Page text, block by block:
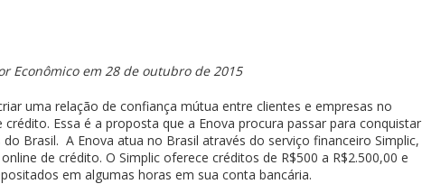
Econômico em 28 de outubro de 2015
uma relação de confiança mútua entre clientes e empresas no
Essa é a proposta que a Enova procura passar para conquistar
Brasil. A Enova atua no Brasil através do serviço financeiro Simplic,
de crédito. O Simplic oferece créditos de R$500 a R$2.500,00 e
em algumas horas em sua conta bancária.